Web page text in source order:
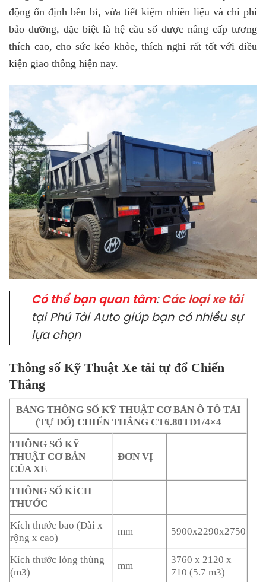
động ổn định bền bỉ, vừa tiết kiệm nhiên liệu và chi phí
bảo dưỡng, đặc biệt là hệ cầu số được nâng cấp tương
thích cao, cho sức kéo khỏe, thích nghi rất tốt với điều
kiện giao thông hiện nay.
Có thể bạn quan tâm: Các loại xe tải
tại Phú Tài Auto giúp bạn có nhiều sự
lựa chọn
Thông số Kỹ Thuật Xe tải tự đổ Chiến
Thắng
BẢNG THÔNG SỐ KỸ THUẬT CƠ BẢN Ô TÔ TẢI
(TỰ ĐỔ) CHIẾN THẮNG CT6.80TD1/4×4
THÔNG SỐ KỸ
THUẬT CƠ BẢN
CỦA XE
ĐƠN VỊ
THÔNG SỐ KÍCH
THƯỚC
Kích thước bao (Dài x
rộng x cao)
mm 5900x2290x2750
Kích thước lòng thùng
(m3)
mm
3760 x 2120 x
710 (5.7 m3)